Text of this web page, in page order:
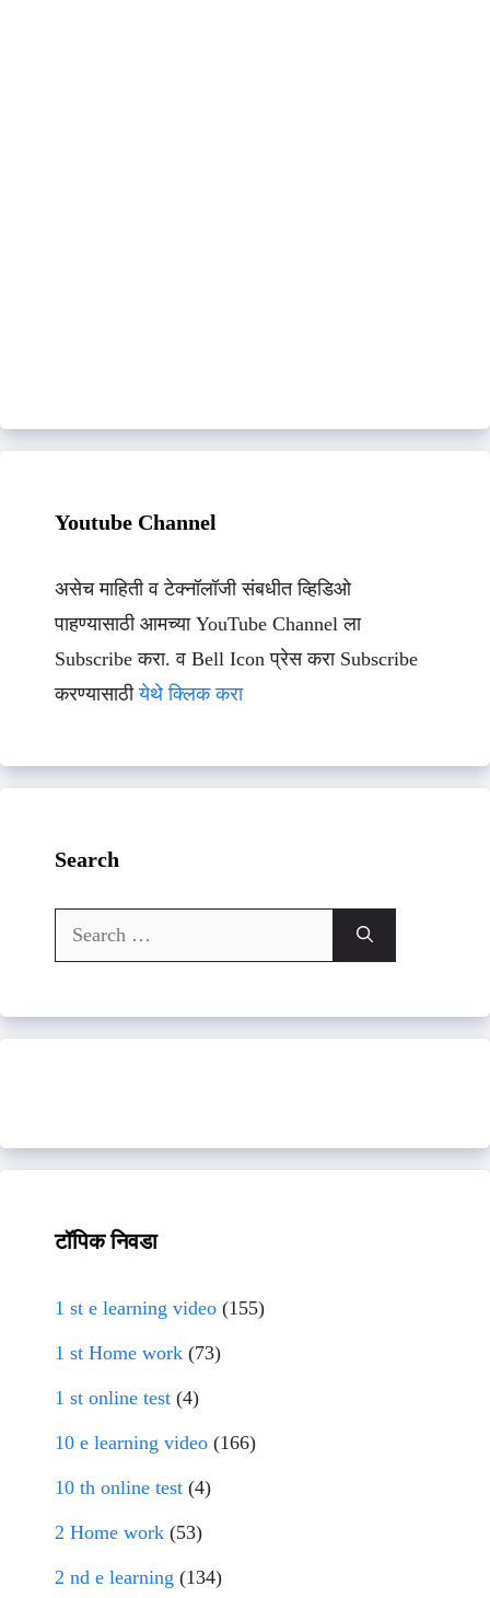
Youtube Channel
असेच माहिती व टेक्नॉलॉजी संबधीत व्हिडिओ
पाहण्यासाठी आमच्या YouTube Channel ला
Subscribe करा. व Bell Icon प्रेस करा Subscribe
करण्यासाठीयेथे क्लिक करा
Search
Search
for:
टॉपिक निवडा
1 st e learning video (155)
1 st Home work (73)
1 st online test (4)
10 e learning video (166)
10 th online test (4)
2 Home work (53)
2 nd e learning (134)